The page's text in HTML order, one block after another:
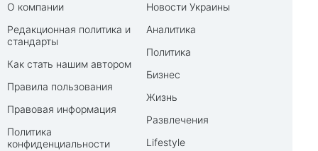
О компании
Редакционная политика и
стандарты
Как стать нашим автором
Правила пользования
Правовая информация
Политика
конфиденциальности
Новости Украины
Аналитика
Политика
Бизнес
Жизнь
Развлечения
Lifestyle